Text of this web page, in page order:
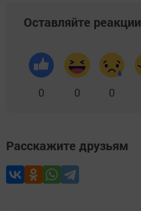
Оставляйте реакции
0 0 0
Расскажите друзьям